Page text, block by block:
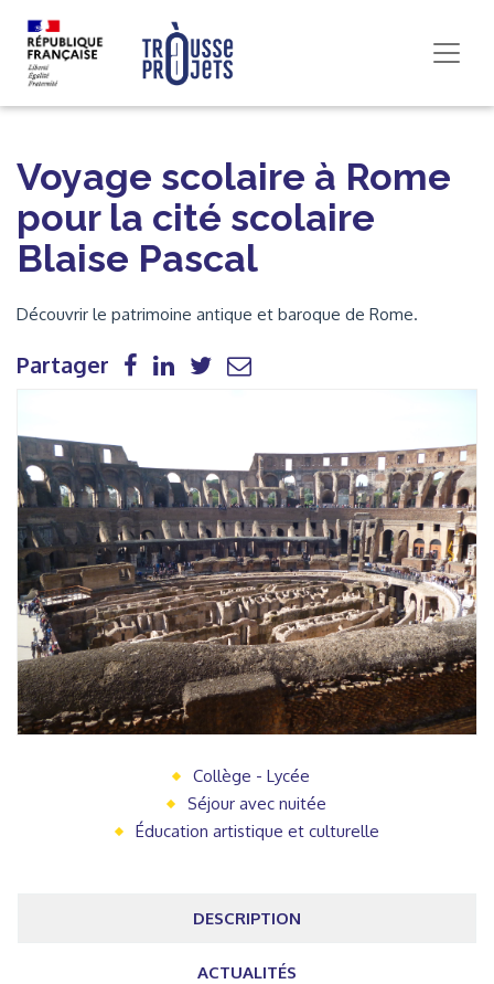
Voyage scolaire à Rome
pour la cité scolaire
Blaise Pascal
Découvrir le patrimoine antique et baroque de Rome.
Partager
Collège - Lycée
Séjour avec nuitée
Éducation artistique et culturelle
DESCRIPTION
ACTUALITÉS